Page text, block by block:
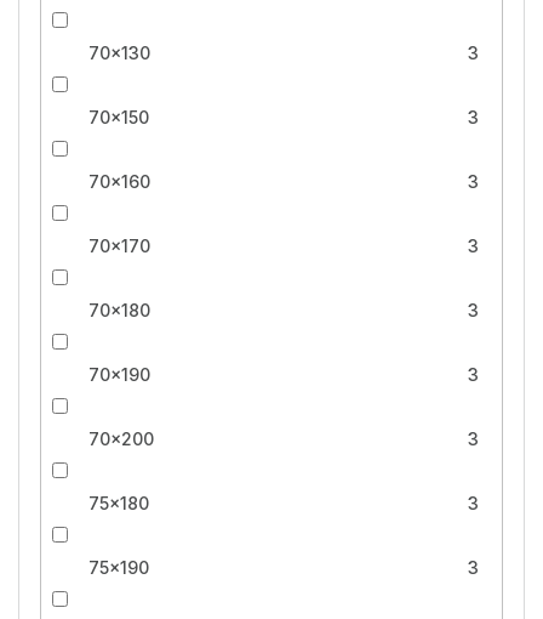
70x130 3
70x150 3
70x160 3
70x170 3
70x180 3
70x190 3
70x200 3
75x180 3
75x190 3